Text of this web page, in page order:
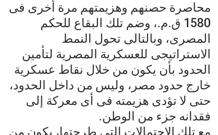
محاصرة حصنهم وهزيمتهم مرة أخرى فى
1580 ق.م.، وضم تلك البقاع للحكم
المصرى، وبالتالى تحول النمط
الاستراتيجى للعسكرية المصرية لتأمين
الحدود بأن يكون من خلال نقاط عسكرية
خارج حدود مصر، وليس من داخل الحدود،
حتى لا تؤدى هزيمته فى أى معركة إلى
فقدانه جزء من الوطن.
مع تلك الاحتمالات التى طرحتها، يكون من